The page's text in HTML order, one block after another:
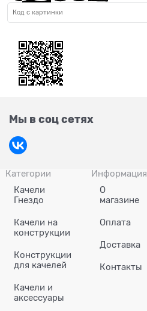
Мы в соц сетях
Категории
Качели
Гнездо
Качели на
конструкции
Конструкции
для качелей
Качели и
аксессуары
Информация
О
магазине
Оплата
Доставка
Контакты